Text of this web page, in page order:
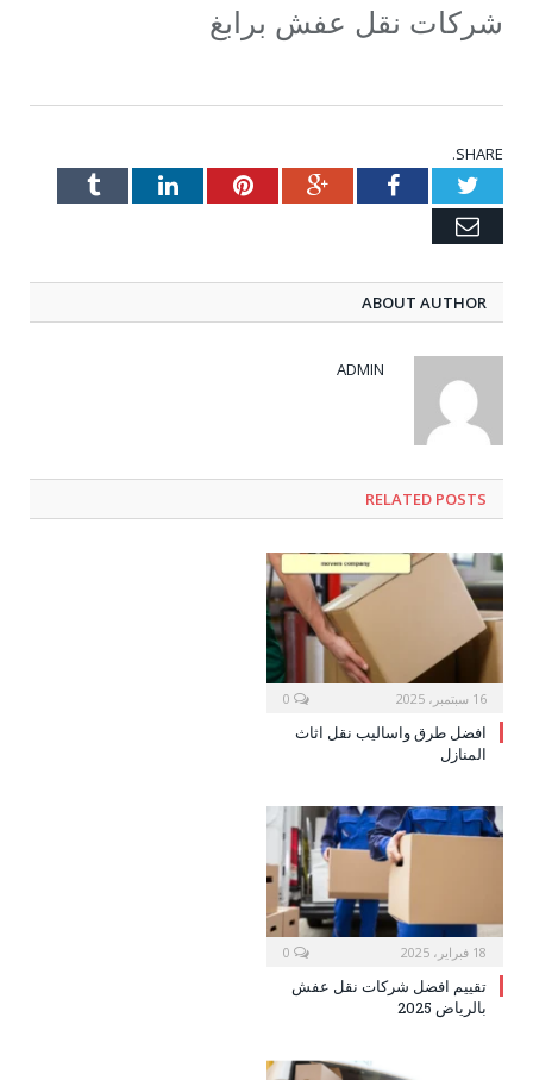
شركات نقل عفش برابغ
SHARE.
Twitter
Facebook
Google+
Pinterest
LinkedIn
Tumblr
Email
ABOUT AUTHOR
ADMIN
RELATED POSTS
16 سبتمبر، 2025
افضل طرق واساليب نقل اثاث
المنازل
18 فبراير، 2025
تقييم افضل شركات نقل عفش
بالرياض 2025